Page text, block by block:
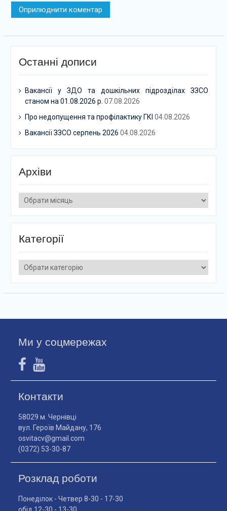
Останні дописи
Вакансії у ЗДО та дошкільних підрозділах ЗЗСО
станом на 01.08.2026 р. 07.08.2026
Про недопущення та профілактику ГКІ 04.08.2026
Вакансії ЗЗСО серпень 2026 04.08.2026
Архіви
Архіви
Категорії
Категорії
Ми у соцмережах
Контакти
58029 м. Чернівці
вул. Героїв Майдану, 176
osvitacv@gmail.com
(0372) 53-30-87
Розклад роботи
Понеділок - Четвер 8-30 - 17-30